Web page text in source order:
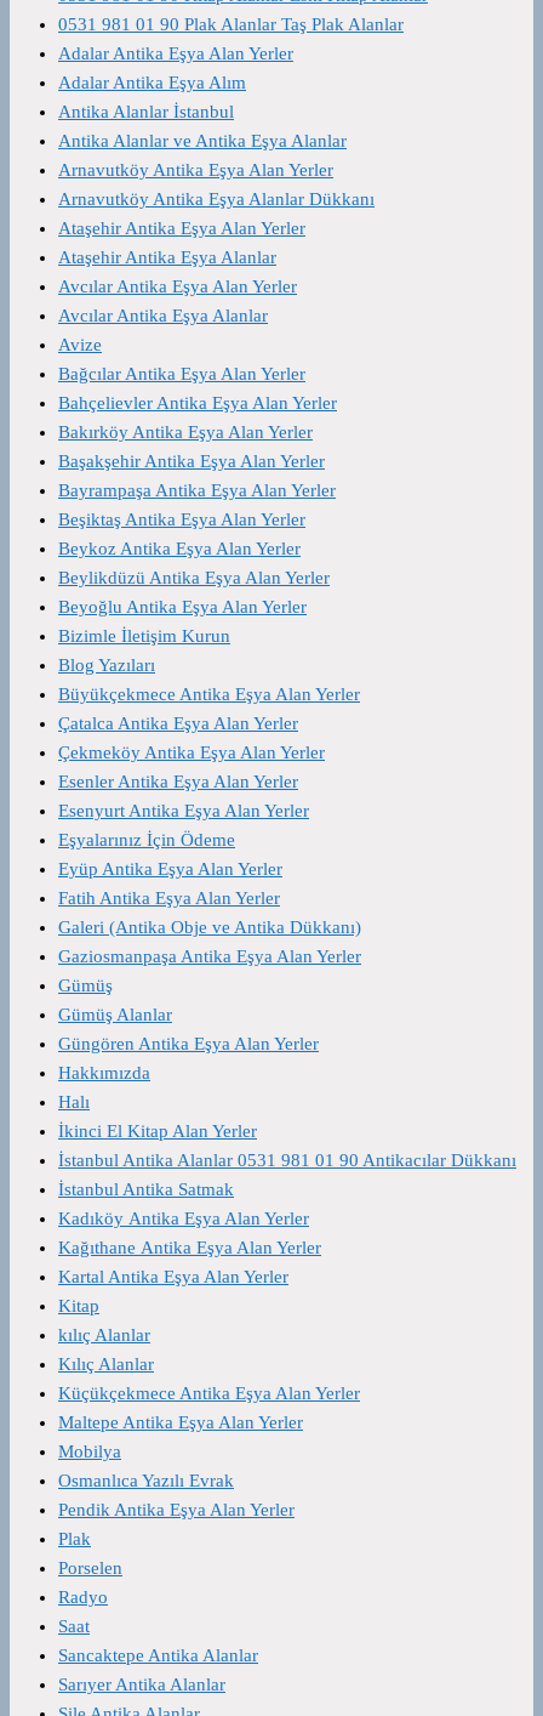
0531 981 01 90 Plak Alanlar Taş Plak Alanlar
Adalar Antika Eşya Alan Yerler
Adalar Antika Eşya Alım
Antika Alanlar İstanbul
Antika Alanlar ve Antika Eşya Alanlar
Arnavutköy Antika Eşya Alan Yerler
Arnavutköy Antika Eşya Alanlar Dükkanı
Ataşehir Antika Eşya Alan Yerler
Ataşehir Antika Eşya Alanlar
Avcılar Antika Eşya Alan Yerler
Avcılar Antika Eşya Alanlar
Avize
Bağcılar Antika Eşya Alan Yerler
Bahçelievler Antika Eşya Alan Yerler
Bakırköy Antika Eşya Alan Yerler
Başakşehir Antika Eşya Alan Yerler
Bayrampaşa Antika Eşya Alan Yerler
Beşiktaş Antika Eşya Alan Yerler
Beykoz Antika Eşya Alan Yerler
Beylikdüzü Antika Eşya Alan Yerler
Beyoğlu Antika Eşya Alan Yerler
Bizimle İletişim Kurun
Blog Yazıları
Büyükçekmece Antika Eşya Alan Yerler
Çatalca Antika Eşya Alan Yerler
Çekmeköy Antika Eşya Alan Yerler
Esenler Antika Eşya Alan Yerler
Esenyurt Antika Eşya Alan Yerler
Eşyalarınız İçin Ödeme
Eyüp Antika Eşya Alan Yerler
Fatih Antika Eşya Alan Yerler
Galeri (Antika Obje ve Antika Dükkanı)
Gaziosmanpaşa Antika Eşya Alan Yerler
Gümüş
Gümüş Alanlar
Güngören Antika Eşya Alan Yerler
Hakkımızda
Halı
İkinci El Kitap Alan Yerler
İstanbul Antika Alanlar 0531 981 01 90 Antikacılar Dükkanı
İstanbul Antika Satmak
Kadıköy Antika Eşya Alan Yerler
Kağıthane Antika Eşya Alan Yerler
Kartal Antika Eşya Alan Yerler
Kitap
kılıç Alanlar
Kılıç Alanlar
Küçükçekmece Antika Eşya Alan Yerler
Maltepe Antika Eşya Alan Yerler
Mobilya
Osmanlıca Yazılı Evrak
Pendik Antika Eşya Alan Yerler
Plak
Porselen
Radyo
Saat
Sancaktepe Antika Alanlar
Sarıyer Antika Alanlar